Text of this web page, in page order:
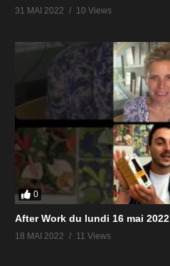
31 MAI 2022 10 Views
0
After Work du lundi 16 mai 2022
18 MAI 2022 11 Views